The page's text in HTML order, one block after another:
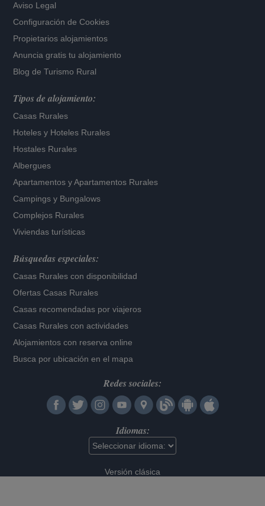
Aviso Legal
Configuración de Cookies
Propietarios alojamientos
Anuncia gratis tu alojamiento
Blog de Turismo Rural
Tipos de alojamiento:
Casas Rurales
Hoteles y Hoteles Rurales
Hostales Rurales
Albergues
Apartamentos yApartamentos Rurales
Campings y Bungalows
Complejos Rurales
Viviendas turísticas
Búsquedas especiales:
Casas Rurales con disponibilidad
Ofertas Casas Rurales
Casas recomendadas por viajeros
Casas Rurales con actividades
Alojamientos con reserva online
Busca por ubicación en el mapa
Redes sociales:
Idiomas:
Versión clásica